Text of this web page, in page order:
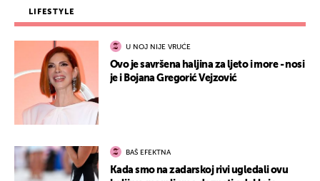
LIFESTYLE
U NOJ NIJE VRUĆE
Ovo je savršena haljina za ljeto i more - nosi
je i Bojana Gregorić Vejzović
BAŠ EFEKTNA
Kada smo na zadarskoj rivi ugledali ovu